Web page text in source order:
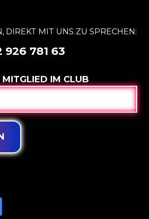
DIREKT MIT UNS ZU SPRECHEN:
926 781 63
IM CLUB